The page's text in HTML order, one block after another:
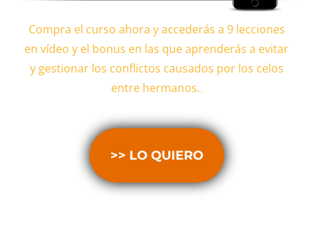
Compra el curso ahora y accederás a 9 lecciones
en vídeo y el bonus en las que aprenderás a evitar
y gestionar los conflictos causados por los celos
entre hermanos..
>> LO QUIERO